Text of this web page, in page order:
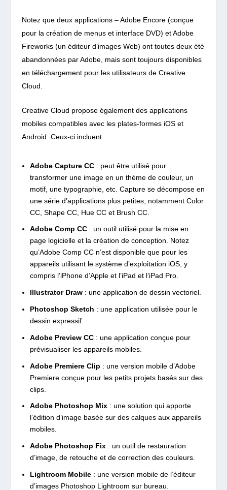
Notez que deux applications – Adobe Encore (conçue
pour la création de menus et interface DVD) et Adobe
Fireworks (un éditeur d’images Web) ont toutes deux été
abandonnées par Adobe, mais sont toujours disponibles
en téléchargement pour les utilisateurs de Creative
Cloud.
Creative Cloud propose également des applications
mobiles compatibles avec les plates-formes iOS et
Android. Ceux-ci incluent :
Adobe Capture CC: peut être utilisé pour
transformer une image en un thème de couleur, un
motif, une typographie, etc. Capture se décompose en
une série d’applications plus petites, notamment Color
CC, Shape CC, Hue CC et Brush CC.
Adobe Comp CC: un outil utilisé pour la mise en
page logicielle et la création de conception. Notez
qu’Adobe Comp CC n’est disponible que pour les
appareils utilisant le système d’exploitation iOS, y
compris l’iPhone d’Apple et l’iPad et l’iPad Pro.
Illustrator Draw: une application de dessin vectoriel.
Photoshop Sketch : une application utilisée pour le
dessin expressif.
Adobe Preview CC: une application conçue pour
prévisualiser les appareils mobiles.
Adobe Premiere Clip : une version mobile d’Adobe
Premiere conçue pour les petits projets basés sur des
clips.
Adobe Photoshop Mix: une solution qui apporte
l’édition d’image basée sur des calques aux appareils
mobiles.
Adobe Photoshop Fix: un outil de restauration
d’image, de retouche et de correction des couleurs.
Lightroom Mobile: une version mobile de l’éditeur
d’images Photoshop Lightroom sur bureau.